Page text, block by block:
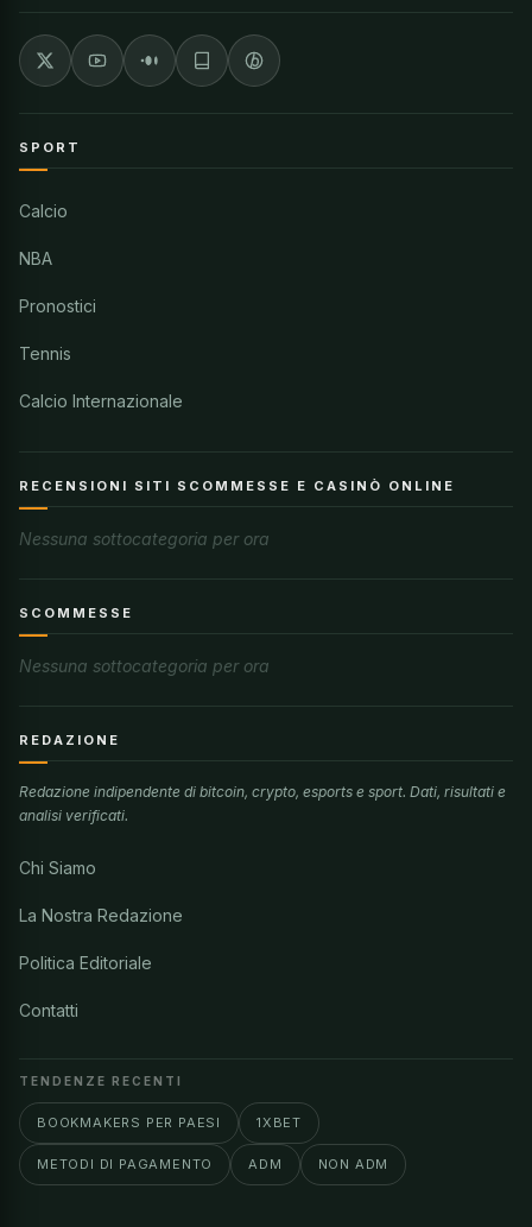
SPORT
Calcio
NBA
Pronostici
Tennis
Calcio Internazionale
RECENSIONI SITI SCOMMESSE E CASINÒ ONLINE
Nessuna sottocategoria per ora
SCOMMESSE
Nessuna sottocategoria per ora
REDAZIONE
Redazione indipendente di bitcoin, crypto, esports e sport. Dati, risultati e
analisi verificati.
Chi Siamo
La Nostra Redazione
Politica Editoriale
Contatti
TENDENZE RECENTI
BOOKMAKERS PER PAESI 1XBET
METODI DI PAGAMENTO ADM NON ADM